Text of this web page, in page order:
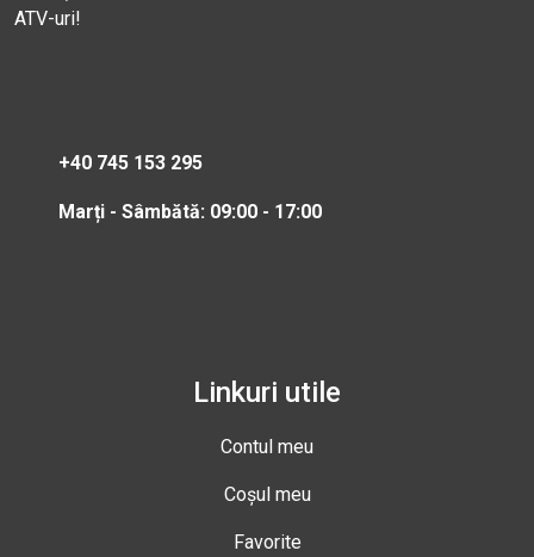
ATV-uri!
+40 745 153 295
Marți - Sâmbătă: 09:00 - 17:00
Linkuri utile
Contul meu
Coșul meu
Favorite